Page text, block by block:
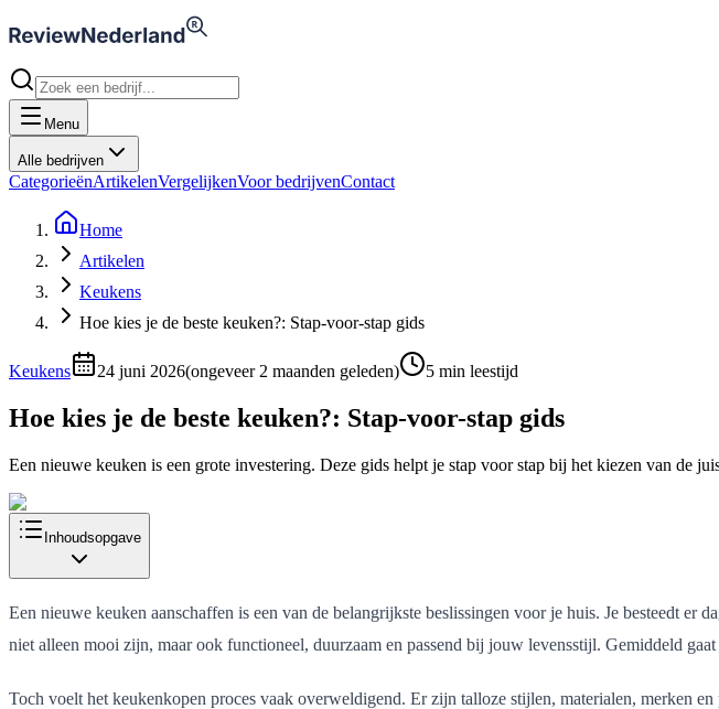
Menu
Alle bedrijven
CategorieënArtikelenVergelijkenVoor bedrijvenContact
Home
Artikelen
Keukens
Hoe kies je de beste keuken?: Stap-voor-stap gids
Keukens 24 juni 2026(ongeveer 2 maanden geleden) 5 min leestijd
Hoe kies je de beste keuken?: Stap-voor-stap gids
Een nieuwe keuken is een grote investering. Deze gids helpt je stap voor stap bij het kiezen van de
Inhoudsopgave
Een nieuwe keuken aanschaffen is een van de belangrijkste beslissingen voor je huis. Je besteedt
niet alleen mooi zijn, maar ook functioneel, duurzaam en passend bij jouw levensstijl. Gemiddeld
Toch voelt het keukenkopen proces vaak overweldigend. Er zijn talloze stijlen, materialen, merken